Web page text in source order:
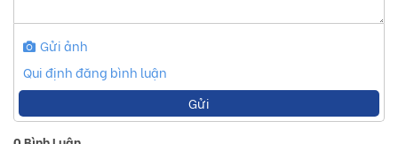
lượng cao, mẫu mã đẹp, tinh xảo và bền bỉ thời gian.
Cùng với sự đổi mới qua từng năm, Luxta hiện đang là
Gửi ảnh
Qui định đăng bình luận
Gửi